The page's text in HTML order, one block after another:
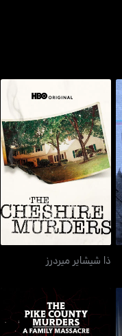
ذا شيشاير ميردرز
ذا شيشاير ميردرز